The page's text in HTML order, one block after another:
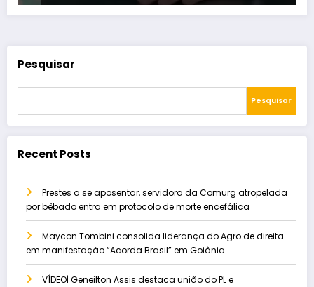
Pesquisar
Pesquisar
Recent Posts
Prestes a se aposentar, servidora da Comurg atropelada
por bêbado entra em protocolo de morte encefálica
Maycon Tombini consolida liderança do Agro de direita
em manifestação “Acorda Brasil” em Goiânia
VÍDEO| Geneilton Assis destaca união do PL e